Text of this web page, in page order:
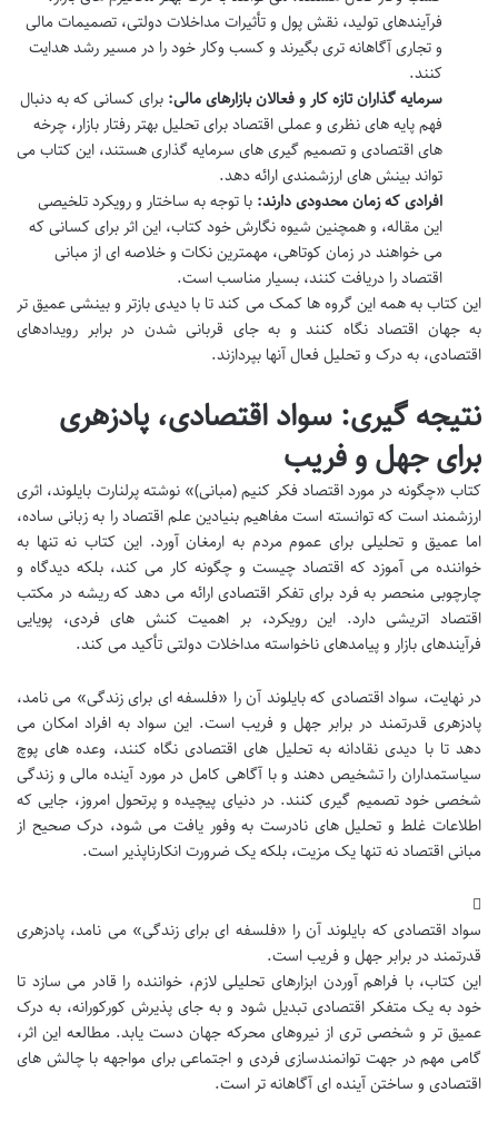
فرآیندهای تولید، نقش پول و تأثیرات مداخلات دولتی، تصمیمات مالی
و تجاری آگاهانه تری بگیرند و کسب وکار خود را در مسیر رشد هدایت
کنند.
سرمایه گذاران تازه کار و فعالان بازارهای مالی: برای کسانی که به دنبال
فهم پایه های نظری و عملی اقتصاد برای تحلیل بهتر رفتار بازار، چرخه
های اقتصادی و تصمیم گیری های سرمایه گذاری هستند، این کتاب می
تواند بینش های ارزشمندی ارائه دهد.
افرادی که زمان محدودی دارند: با توجه به ساختار و رویکرد تلخیصی
این مقاله، و همچنین شیوه نگارش خود کتاب، این اثر برای کسانی که
می خواهند در زمان کوتاهی، مهمترین نکات و خلاصه ای از مبانی
اقتصاد را دریافت کنند، بسیار مناسب است.
این کتاب به همه این گروه ها کمک می کند تا با دیدی بازتر و بینشی عمیق تر
به جهان اقتصاد نگاه کنند و به جای قربانی شدن در برابر رویدادهای
اقتصادی، به درک و تحلیل فعال آنها بپردازند.
نتیجه گیری: سواد اقتصادی، پادزهری
برای جهل و فریب
کتاب «چگونه در مورد اقتصاد فکر کنیم (مبانی)» نوشته پرلنارت بایلوند، اثری
ارزشمند است که توانسته است مفاهیم بنیادین علم اقتصاد را به زبانی ساده،
اما عمیق و تحلیلی برای عموم مردم به ارمغان آورد. این کتاب نه تنها به
خواننده می آموزد که اقتصاد چیست و چگونه کار می کند، بلکه دیدگاه و
چارچوبی منحصر به فرد برای تفکر اقتصادی ارائه می دهد که ریشه در مکتب
اقتصاد اتریشی دارد. این رویکرد، بر اهمیت کنش های فردی، پویایی
فرآیندهای بازار و پیامدهای ناخواسته مداخلات دولتی تأکید می کند.
در نهایت، سواد اقتصادی که بایلوند آن را «فلسفه ای برای زندگی» می نامد،
پادزهری قدرتمند در برابر جهل و فریب است. این سواد به افراد امکان می
دهد تا با دیدی نقادانه به تحلیل های اقتصادی نگاه کنند، وعده های پوچ
سیاستمداران را تشخیص دهند و با آگاهی کامل در مورد آینده مالی و زندگی
شخصی خود تصمیم گیری کنند. در دنیای پیچیده و پرتحول امروز، جایی که
اطلاعات غلط و تحلیل های نادرست به وفور یافت می شود، درک صحیح از
مبانی اقتصاد نه تنها یک مزیت، بلکه یک ضرورت انکارناپذیر است.
سواد اقتصادی که بایلوند آن را «فلسفه ای برای زندگی» می نامد، پادزهری
قدرتمند در برابر جهل و فریب است.
این کتاب، با فراهم آوردن ابزارهای تحلیلی لازم، خواننده را قادر می سازد تا
خود به یک متفکر اقتصادی تبدیل شود و به جای پذیرش کورکورانه، به درک
عمیق تر و شخصی تری از نیروهای محرکه جهان دست یابد. مطالعه این اثر،
گامی مهم در جهت توانمندسازی فردی و اجتماعی برای مواجهه با چالش های
اقتصادی و ساختن آینده ای آگاهانه تر است.